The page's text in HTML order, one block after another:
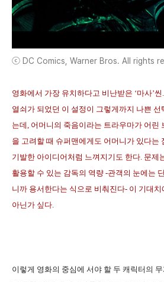
ⓒ DC Comics, Warner Bros. All rights
영화에서 가장 유치하다고 비난받은 ‘마사’
열쇠가 되었던 이 설정이 그렇게까지 나쁜
는데, 어머니의 죽음이라는 트라우마가 어린
을 고려할 때 슈퍼맨에게도 어머니가 있다는
기발한 아이디어처럼 느껴지기도 한다. 문제
활용할 수 있는 감독의 역량 -관객의 눈에는
니까 용서한다는 식으로 비춰진다- 이 기대
아닌가 싶다.
이렇게 영화의 중심에 서야 할 두 캐릭터의